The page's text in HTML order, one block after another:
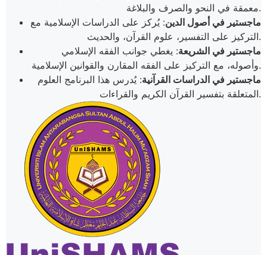
معمقة في النحو والصرف والبلاغة.
ماجستير في أصول الدين: يُركز على الدراسات الإسلامية مع
التركيز على التفسير، علوم القرآن، والحديث.
ماجستير في الشريعة: يغطي جوانب الفقه الإسلامي
وأصوله، مع التركيز على الفقه المقارن والقوانين الإسلامية.
ماجستير في الدراسات القرآنية: يُدرس هذا البرنامج العلوم
المتعلقة بتفسير القرآن الكريم والقراءات​.